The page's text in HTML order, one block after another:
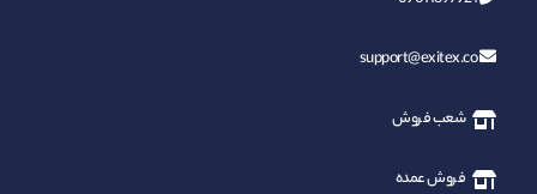
support@exitex.co
شعب فروش
فروش عمده